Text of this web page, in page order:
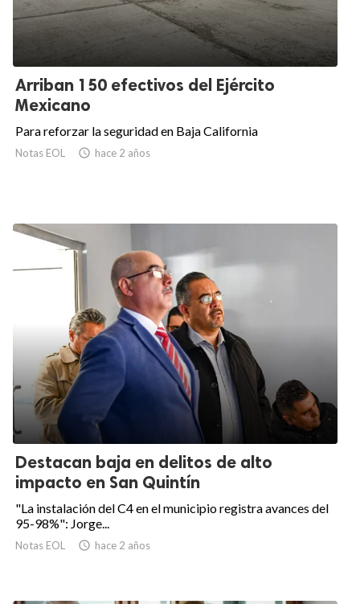
Arriban 150 efectivos del Ejército
Mexicano
Para reforzar la seguridad en Baja California
Notas EOL  hace 2 años
Destacan baja en delitos de alto
impacto en San Quintín
"La instalación del C4 en el municipio registra avances del
95-98%": Jorge...
Notas EOL  hace 2 años